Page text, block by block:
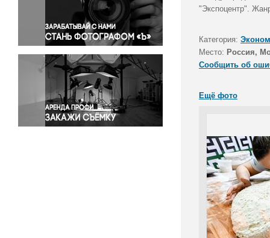
Правосудие
Происшествия и конфликты
Религия
Светская жизнь
Спорт
Экология
Экономика и бизнес
"Экспоцентр".
Категория:
Место: Россия,
Сообщить об
Ещё фото